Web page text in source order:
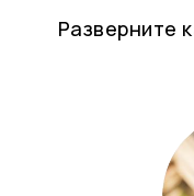
Разверните